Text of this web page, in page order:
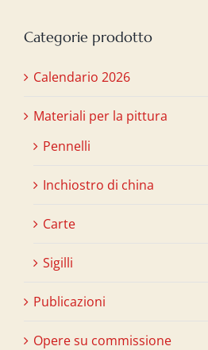
Categorie prodotto
Calendario 2026
Materiali per la pittura
Pennelli
Inchiostro di china
Carte
Sigilli
Publicazioni
Opere su commissione